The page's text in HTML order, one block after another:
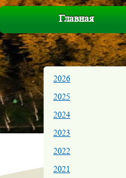
Главная
2026
2025
2024
2023
2022
2021